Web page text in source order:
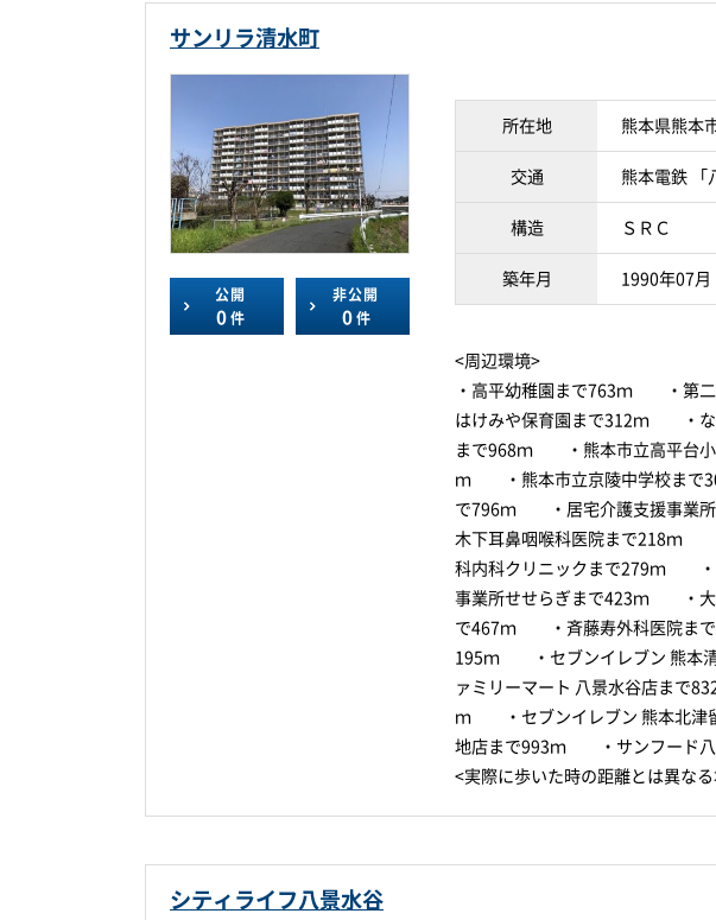
サンリラ清水町
公開
0 件
非公開
0 件
所在地 熊本県熊本
交通 熊本電鉄 「
構造 ＳＲＣ
築年月 1990年07月
<周辺環境>
・高平幼稚園まで763ｍ ・第
はけみや保育園まで312ｍ ・
まで968ｍ ・熊本市立高平台
ｍ ・熊本市立京陵中学校ま
で796ｍ ・居宅介護支援事業
木下耳鼻咽喉科医院まで218ｍ
科内科クリニックまで279ｍ
事業所せせらぎまで423ｍ ・
で467ｍ ・斉藤寿外科医院ま
195ｍ ・セブンイレブン 熊本
ァミリーマート 八景水谷店まで
ｍ ・セブンイレブン 熊本北津
地店まで993ｍ ・サンフード
<実際に歩いた時の距離とは異な
シティライフ八景水谷